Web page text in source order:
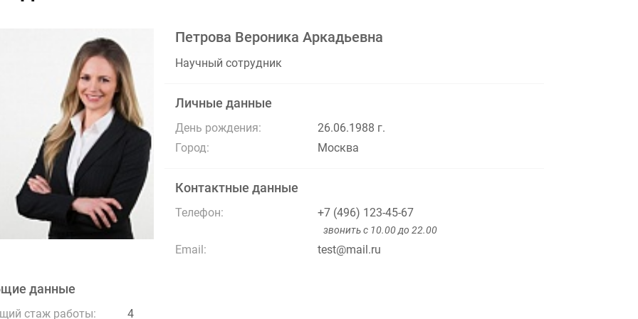
Петрова Вероника Аркадьевна
Научный сотрудник
Личные данные
День рождения:
26.06.1988 г.
Город:
Москва
Контактные данные
Телефон: +7 (496) 123-45-67
звонить с 10.00 до 22.00
Email: test@mail.ru
данные
стаж работы: 4